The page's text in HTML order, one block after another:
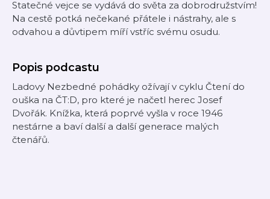
Statečné vejce se vydává do světa za dobrodružstvím!
Na cestě potká nečekané přátele i nástrahy, ale s
odvahou a důvtipem míří vstříc svému osudu.
Popis podcastu
Ladovy Nezbedné pohádky ožívají v cyklu Čtení do
ouška na ČT:D, pro které je načetl herec Josef
Dvořák. Knížka, která poprvé vyšla v roce 1946
nestárne a baví další a další generace malých
čtenářů.